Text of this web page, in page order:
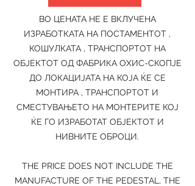
ВО ЦЕНАТА НЕ Е ВКЛУЧЕНА
ИЗРАБОТКАТА НА ПОСТАМЕНТОТ ,
КОШУЛКАТА , ТРАНСПОРТОТ НА
ОБЈЕКТОТ ОД ФАБРИКА ОХИС-СКОПЈЕ
ДО ЛОКАЦИЈАТА НА КОЈА ЌЕ СЕ
МОНТИРА , ТРАНСПОРТОТ И
СМЕСТУВАЊЕТО НА МОНТЕРИТЕ КОЈ
ЌЕ ГО ИЗРАБОТАТ ОБЈЕКТОТ И
НИВНИТЕ ОБРОЦИ.
THE PRICE DOES NOT INCLUDE THE
MANUFACTURE OF THE PEDESTAL, THE